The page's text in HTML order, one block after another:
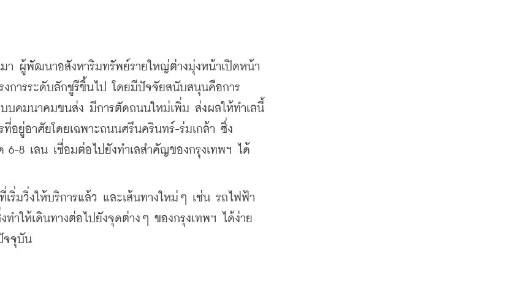
า ผู้พัฒนาอสังหาริมทรัพย์รายใหญ่ต่างมุ่งหน้าเปิดหน้า
การระดับลักชูรีขึ้นไป โดยมีปัจจัยสนับสนุนคือการ
บคมนาคมขนส่ง มีการตัดถนนใหม่เพิ่ม ส่งผลให้ทำเลนี้
อยู่อาศัยโดยเฉพาะถนนศรีนครินทร์-ร่มเกล้า ซึ่ง
8 เลน เชื่อมต่อไปยังทำเลสำคัญของกรุงเทพฯ ได้
มวิ่งให้บริการแล้ว และเส้นทางใหม่ๆ เช่น รถไฟฟ้า
ำให้เดินทางต่อไปยังจุดต่างๆ ของกรุงเทพฯ ได้ง่าย
จจุบัน